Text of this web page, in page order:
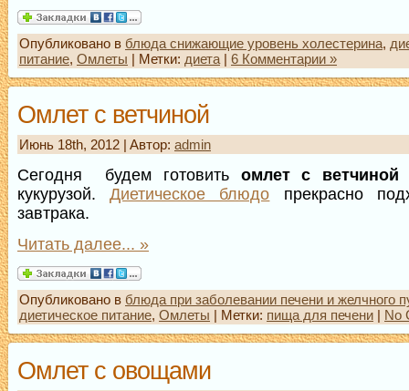
Опубликовано в блюда снижающие уровень холестерина,
питание, Омлеты | Метки: диета | 6 Комментарии »
Омлет с ветчиной
Июнь 18th, 2012 | Aвтор: admin
Сегодня будем готовить омлет с ветчиной
кукурузой.Диетическое блюдо прекрасно
завтрака.
Читать далее... »
Опубликовано в блюда при заболевании печени и желчного
диетическое питание, Омлеты | Метки: пища для печени | No
Омлет с овощами